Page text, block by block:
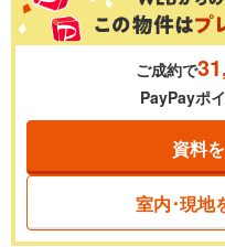
0.01%
一般的には最長35年まで
が完済時の年齢は80歳ま
頭金
ご成約で
PayPayポ
資料
室内･現地